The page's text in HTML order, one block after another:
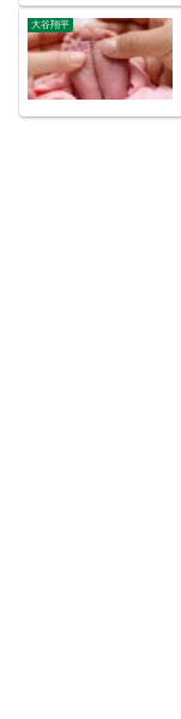
大谷翔平